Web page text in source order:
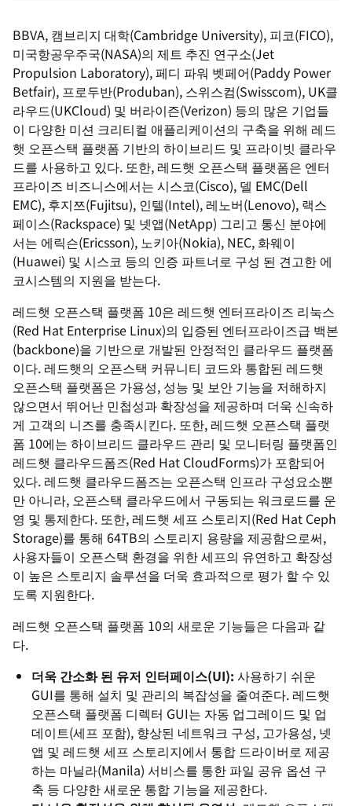
BBVA, 캠브리지 대학(Cambridge University), 피코(FICO),
미국항공우주국(NASA)의 제트 추진 연구소(Jet
Propulsion Laboratory), 페디 파워 벳페어(Paddy Power
Betfair), 프로두반(Produban), 스위스컴(Swisscom), UK클
라우드(UKCloud) 및 버라이즌(Verizon) 등의 많은 기업들
이 다양한 미션 크리티컬 애플리케이션의 구축을 위해 레드
햇 오픈스택 플랫폼 기반의 하이브리드 및 프라이빗 클라우
드를 사용하고 있다. 또한, 레드햇 오픈스택 플랫폼은 엔터
프라이즈 비즈니스에서는 시스코(Cisco), 델 EMC(Dell
EMC), 후지쯔(Fujitsu), 인텔(Intel), 레노버(Lenovo), 랙스
페이스(Rackspace) 및 넷앱(NetApp) 그리고 통신 분야에
서는 에릭슨(Ericsson), 노키아(Nokia), NEC, 화웨이
(Huawei) 및 시스코 등의 인증 파트너로 구성 된 견고한 에
코시스템의 지원을 받는다.
레드햇 오픈스택 플랫폼 10은 레드햇 엔터프라이즈 리눅스
(Red Hat Enterprise Linux)의 입증된 엔터프라이즈급 백본
(backbone)을 기반으로 개발된 안정적인 클라우드 플랫폼
이다. 레드햇의 오픈스택 커뮤니티 코드와 통합된 레드햇
오픈스택 플랫폼은 가용성, 성능 및 보안 기능을 저해하지
않으면서 뛰어난 민첩성과 확장성을 제공하며 더욱 신속하
게 고객의 니즈를 충족시킨다. 또한, 레드햇 오픈스택 플랫
폼 10에는 하이브리드 클라우드 관리 및 모니터링 플랫폼인
레드햇 클라우드폼즈(Red Hat CloudForms)가 포함되어
있다. 레드햇 클라우드폼즈는 오픈스택 인프라 구성요소뿐
만 아니라, 오픈스택 클라우드에서 구동되는 워크로드를 운
영 및 통제한다. 또한, 레드햇 세프 스토리지(Red Hat Ceph
Storage)를 통해 64TB의 스토리지 용량을 제공함으로써,
사용자들이 오픈스택 환경을 위한 세프의 유연하고 확장성
이 높은 스토리지 솔루션을 더욱 효과적으로 평가 할 수 있
도록 지원한다.
레드햇 오픈스택 플랫폼 10의 새로운 기능들은 다음과 같
다.
더욱 간소화 된 유저 인터페이스(UI): 사용하기 쉬운
GUI를 통해 설치 및 관리의 복잡성을 줄여준다. 레드햇
오픈스택 플랫폼 디렉터 GUI는 자동 업그레이드 및 업
데이트(세프 포함), 향상된 네트워크 구성, 고가용성, 넷
앱 및 레드햇 세프 스토리지에서 통합 드라이버로 제공
하는 마닐라(Manila) 서비스를 통한 파일 공유 옵션 구
축 등 다양한 새로운 통합 기능을 제공한다.